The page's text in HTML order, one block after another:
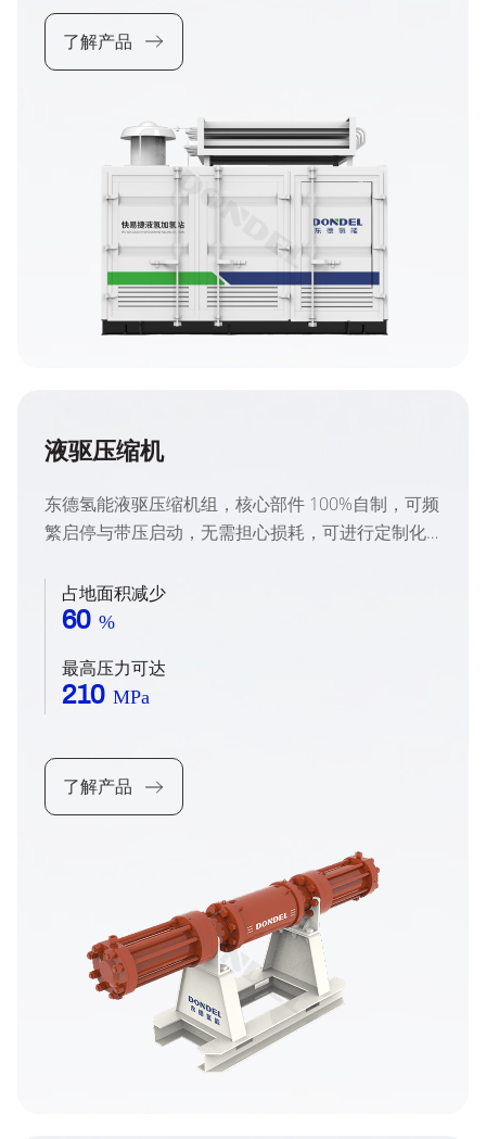
了解产品
液驱压缩机
东德氢能液驱压缩机组，核心部件 100%自制，可频
繁启停与带压启动，无需担心损耗，可进行定制化
压力环境下的氢气充装、氢气加注场景使用需求。
占地面积减少
60 %
最高压力可达
210 MPa
了解产品